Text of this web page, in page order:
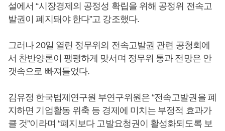
설에서 “시장경제의 공정성 확립을 위해 공정위 전속고
발권이 폐지돼야 한다”고 강조했다.
그러나 20일 열린 정무위의 전속고발권 관련 공청회에
서 찬반양론이 팽팽하게 맞서며 정무위 통과 전망은 안
갯속으로 빠져들었다.
김유정 한국법제연구원 부연구위원은 “전속고발권을 폐
지하면 기업활동 위축 등 경제에 미치는 부정적 효과가
클 것”이라며 “폐지보다 고발요청권이 활성화되도록 보